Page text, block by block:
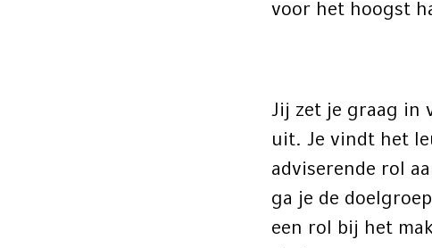
voor het hoogst
Jij zet je graag in
uit. Je vindt het
adviserende rol
ga je de
een rol bij het